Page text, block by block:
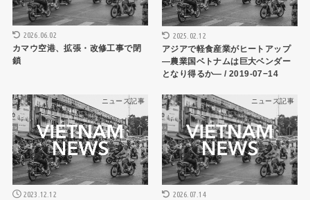
2026.06.02
カマウ空港、拡張・改修工事で閉
鎖
2025.02.12
アジアで軽食産業がヒートアップ
―農業国ベトナムは巨大ベンダー
となり得るか― / 2019-07−14
ニュース記事
2023.12.12
ニュース記事
2026.07.14